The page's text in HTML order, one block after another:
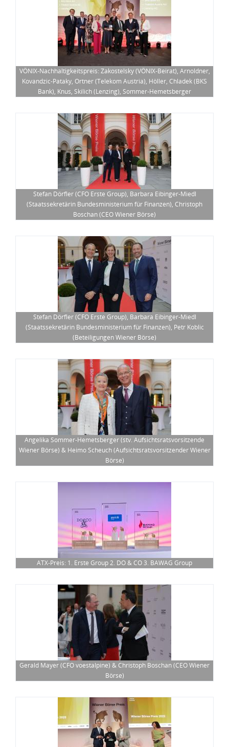
VÖNIX-Nachhaltigkeitspreis: Zakostelsky (VÖNIX-Beirat), Arnoldner,
Kovandzic-Pataky, Ortner (Telekom Austria), Höller, Chladek (BKS
Bank), Knus, Skilich (Lenzing), Sommer-Hemetsberger
Stefan Dörfler (CFO Erste Group), Barbara Eibinger-Miedl
(Staatssekretärin Bundesministerium für Finanzen), Christoph
Boschan (CEO Wiener Börse)
Stefan Dörfler (CFO Erste Group), Barbara Eibinger-Miedl
(Staatssekretärin Bundesministerium für Finanzen), Petr Koblic
(Beteiligungen Wiener Börse)
Angelika Sommer-Hemetsberger (stv. Aufsichtsratsvorsitzende
Wiener Börse) & Heimo Scheuch (Aufsichtsratsvorsitzender Wiener
Börse)
ATX-Preis: 1. Erste Group 2. DO & CO 3. BAWAG Group
Gerald Mayer (CFO voestalpine) & Christoph Boschan (CEO Wiener
Börse)